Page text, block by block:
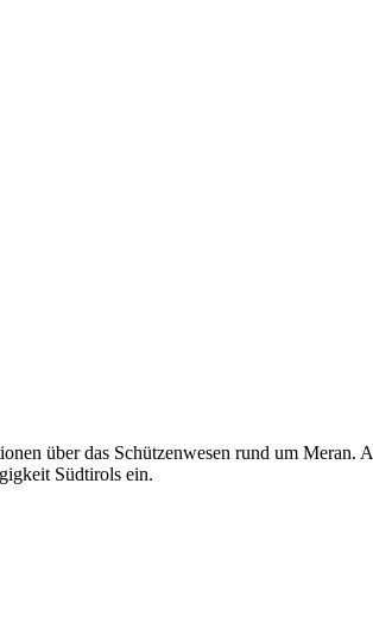
über das Schützenwesen rund um
Südtirols ein.